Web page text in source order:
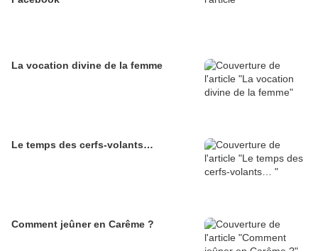
La vocation divine de la femme
Le temps des cerfs-volants…
Comment jeûner en Carême ?